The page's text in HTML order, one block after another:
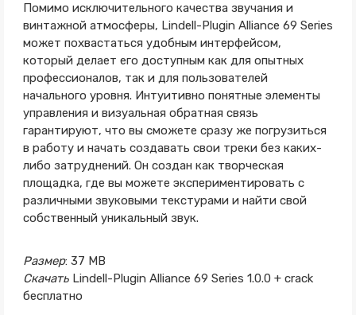
Помимо исключительного качества звучания и
винтажной атмосферы, Lindell-Plugin Alliance 69 Series
может похвастаться удобным интерфейсом,
который делает его доступным как для опытных
профессионалов, так и для пользователей
начального уровня. Интуитивно понятные элементы
управления и визуальная обратная связь
гарантируют, что вы сможете сразу же погрузиться
в работу и начать создавать свои треки без каких-
либо затруднений. Он создан как творческая
площадка, где вы можете экспериментировать с
различными звуковыми текстурами и найти свой
собственный уникальный звук.
Размер: 37 MB
Скачать Lindell-Plugin Alliance 69 Series 1.0.0 + crack
бесплатно